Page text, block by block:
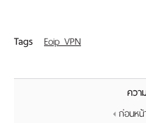
Tags Eoip VPN
ควา
ก่อนหน้